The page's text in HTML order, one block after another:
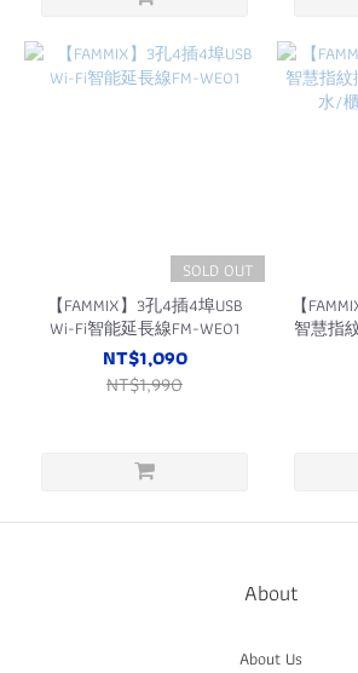
SOLD OUT
【FAMMIX】3孔4插4埠USB
Wi-Fi智能延長線FM-WE01
NT$1,090
NT$1,990
【
智慧指
防水
About
About Us